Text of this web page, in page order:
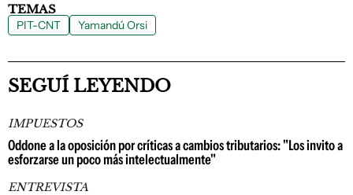
TEMAS
PIT-CNT Yamandú Orsi
SEGUÍ LEYENDO
IMPUESTOS
Oddone a la oposición por críticas a cambios tributarios: "Los invito a
esforzarse un poco más intelectualmente"
ENTREVISTA